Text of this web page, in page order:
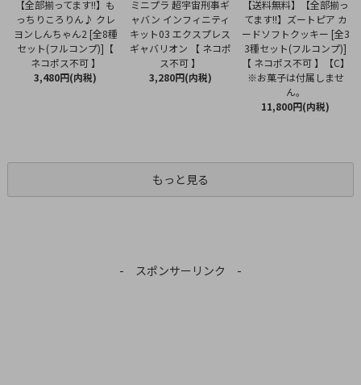
【全部揃ってます!!】も
っちりころりん♪ クレ
ヨンしんちゃん2 [全8種
セット(フルコンプ)]【
ネコポス不可 】
3,480円(内税)
ミニプラ 超宇宙刑事ギ
ャバン インフィニティ
キット03 エクスプレス
ギャバリオン 【 ネコポ
ス不可 】
3,280円(内税)
【送料無料】【全部揃っ
てます!!】ズートピア カ
ードソフトクッキー [全3
3種セット(フルコンプ)]
【 ネコポス不可 】【C】
※お菓子は付属しませ
ん。
11,800円(内税)
もっと見る
- スポンサーリンク -